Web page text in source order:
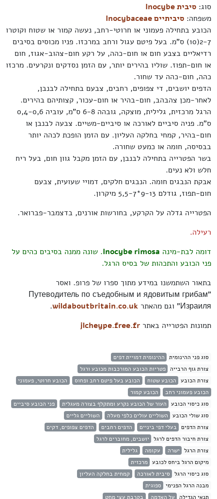
סוג:סיבית Inocybe
משפחה:סיביתיים Inocybaceae
הכובע בתחילה פעמוני או חרוטי-רחב, נעשה קמור או שטוח וקוטרו
2-7(10) ס"מ. בעל פיטם עגול ורחב במרכזו. פניו מכוסים בסיבים
רדיאליים בצבע חום או חום-כהה, על רקע חום-צהוב-אגוז, חום
או חום-תפוז. שוליו בהירים יותר, עם הזמן נסדקים ונקרעים. מרכזו
כהה, חום-כהה עד שחור.
הדפים יושבים, די צפופים, רחבים, צבעם בתחילה לבנבן,
לאחר-מכן צהבהב, חום-בהיר או חום-עכור, קצותיהם בהירים.
הרגל מרכזית, גלילית, מוצקה, גובהה 6-8 ס"מ, עוביה 0,4-0,6
ס"מ. פניה סיביים לאורכה או סיביים-משיים. צבעה לבנבן או
חום-בהיר, קמחי בחלקה העליון. עם הזמן הופכת לכהה יותר
בבסיסה, חומה או כמעט שחורה.
בשר הפטרייה בתחילה לבנבן, עם הזמן מקבל גוון חום, בעל ריח
חלש ולא נעים.
אבקת הנבגים חומה. הנבגים חלקים, דמויי שעועית, צבעם
חום-תפוז, גודלם 9-13*5,5-7 מיקרון.
הפטרייה גדלה על הקרקע, בחורשות אורנים, בדצמבר-פברואר.
רעילה.
דומה לבת-מינהInocybe rimosa. שונה ממנה בסיבים כהים על
פני הכובע והתכהות של בסיס הרגל.
בתאור השתמשנו במידע מתוך ספרו של פרופ. ואסר
"Путеводитель по съедобным и ядовитым грибам
Израиля" וגם מהאתר
wildaboutbritain.co.uk
.
תמונות הפטרייה באתרjlcheype.free.fr
סוג פני ההינומית ההינומית דמויית דפים
צורת גוף הרבייה פטריות הכובע המורכבות מכובע ורגל
צורת הכובע הכובע שטוח הכובע בעל פיטם רחב ופחוס
הכובע חרוטי, פעמוני
הכובע פעמוני רחב
הכובע קמור
סוג כיסוי הכובע העור של הכובע נקרע ומתקלף בצורה מעגלית
פני הכובע סיביים
סוג שולי הכובע השוליים עולים כלפי מעלה
השוליים גליים
צורת הדפים בעלי דפי ביניים הדפים רחבים
הדפים צפופים, דקים
צורת חיבור הדפים לרגל יושבים, מחוברים לרגל
צורת הרגל ישרה עקומה
גלילית
מיקום הרגל ביחס לכובע מרכזית
סוג כיסוי הרגל סיבית לאורכה
קמחית בחלקה העליון
מבנה הרגל הפנימי ספוגית
תנאי הגדילה על האדמה בקרבת עצי מחט